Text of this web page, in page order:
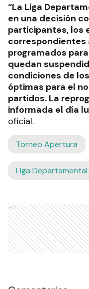
“La Liga
en una decisión
participantes, los
correspondientes
programados
quedan
condiciones de
óptimas para el
partidos. La
informada el día
oficial.
Torneo Apertura
Liga
Ads